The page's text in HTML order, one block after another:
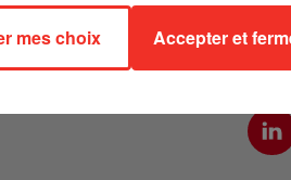
un vrai rôle. Premier rôle et
drôle, mais ça m'a fait peur ». Gims a
Je me suis dit que ce n'est peut-être
mes choix Accepter et